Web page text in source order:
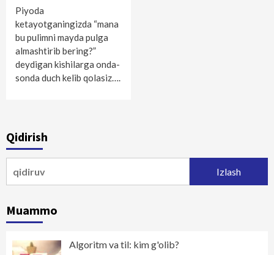
Piyoda
ketayotganingizda “mana
bu pulimni mayda pulga
almashtirib bering?”
deydigan kishilarga onda-
sonda duch kelib qolasiz….
Qidirish
Muammo
Algoritm va til: kim g'olib?